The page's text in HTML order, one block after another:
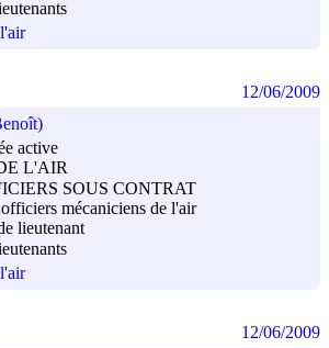
active
L'AIR
SOUS CONTRAT
mécaniciens de l'air
lieutenant
12/06/2009
12/06/2009